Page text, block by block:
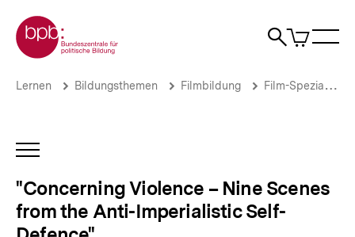
zum
Seiteninhalt
springen
Zur Startseite der bpb
Suche
Artikel
im
Blicke
"Concerning
Violence"
aus
dekolonialer
Perspektive
Brotkrümelnavigation
Pfadnavigation
Lernen Bildungsthemen Filmbildung Film-Spezials
INHALTSNAVIGATION
"Concerning Violence – Nine Scenes
from the Anti-Imperialistic Self-